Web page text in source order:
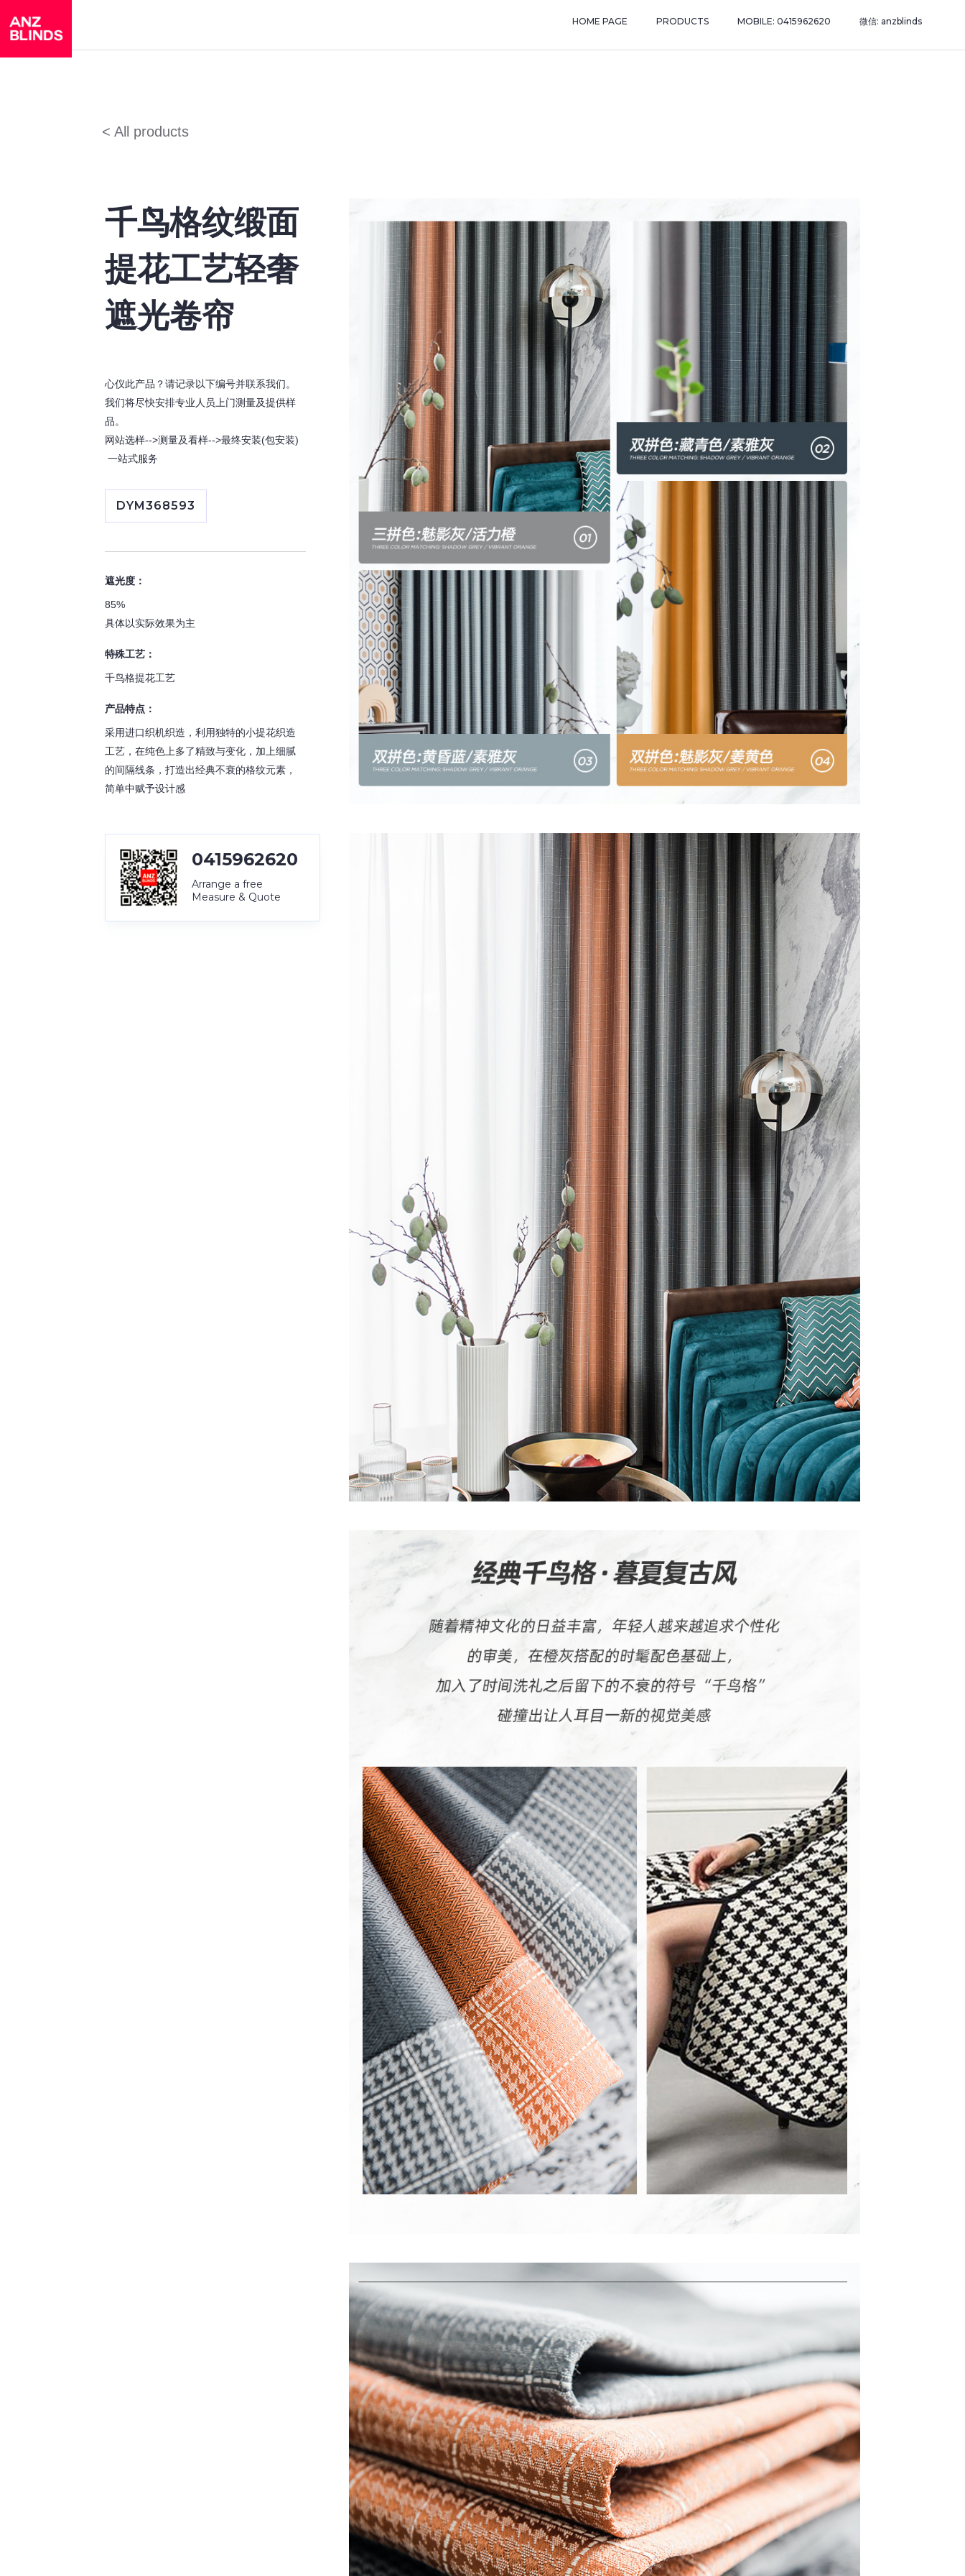
HOME PAGE PRODUCTS MOBILE: 0415962620 微信: anzblinds
< All products
千鸟格纹缎面
提花工艺轻奢
遮光卷帘
心仪此产品？请记录以下编号并联系我们。
我们将尽快安排专业人员上门测量及提供样
品。
网站选样-->测量及看样-->最终安装(包安装)
一站式服务
DYM368593
遮光度：
85%
具体以实际效果为主
特殊工艺：
千鸟格提花工艺
产品特点：
采用进口织机织造，利用独特的小提花织造
工艺，在纯色上多了精致与变化，加上细腻
的间隔线条，打造出经典不衰的格纹元素，
简单中赋予设计感
0415962620
Arrange a free
Measure & Quote